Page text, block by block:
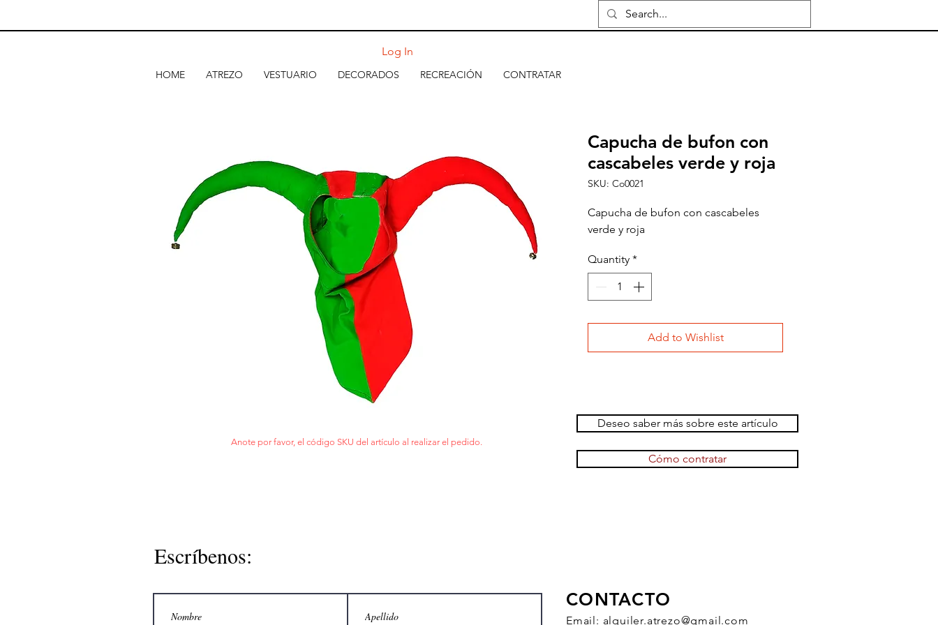
HOME ATREZO VESTUARIO DECORADOS RECREACIÓN CONTRATAR
Log In
Capucha de bufon con
cascabeles verde y roja
SKU: Co0021
Capucha de bufon con cascabeles
verde y roja
Quantity *
Add to Wishlist
Deseo saber más sobre este artículo
Anote por favor, el código SKU del artículo al realizar el pedido.
Cómo contratar
Escríbenos:
CONTACTO
Email: alquiler.atrezo@gmail.com